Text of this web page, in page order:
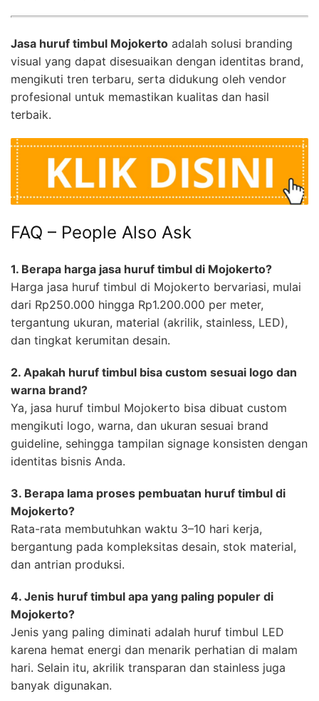
Jasa huruf timbul Mojokerto adalah solusi branding
visual yang dapat disesuaikan dengan identitas brand,
mengikuti tren terbaru, serta didukung oleh vendor
profesional untuk memastikan kualitas dan hasil
terbaik.
FAQ – People Also Ask
1. Berapa harga jasa huruf timbul di Mojokerto?
Harga jasa huruf timbul di Mojokerto bervariasi, mulai
dari Rp250.000 hingga Rp1.200.000 per meter,
tergantung ukuran, material (akrilik, stainless, LED),
dan tingkat kerumitan desain.
2. Apakah huruf timbul bisa custom sesuai logo dan
warna brand?
Ya, jasa huruf timbul Mojokerto bisa dibuat custom
mengikuti logo, warna, dan ukuran sesuai brand
guideline, sehingga tampilan signage konsisten dengan
identitas bisnis Anda.
3. Berapa lama proses pembuatan huruf timbul di
Mojokerto?
Rata-rata membutuhkan waktu 3–10 hari kerja,
bergantung pada kompleksitas desain, stok material,
dan antrian produksi.
4. Jenis huruf timbul apa yang paling populer di
Mojokerto?
Jenis yang paling diminati adalah huruf timbul LED
karena hemat energi dan menarik perhatian di malam
hari. Selain itu, akrilik transparan dan stainless juga
banyak digunakan.